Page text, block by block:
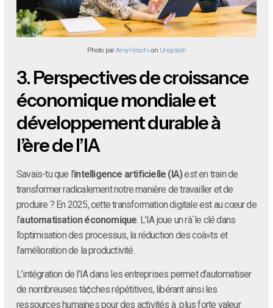
Photo parAmy Hirschion Unsplash
3.Perspectives de croissance
économique mondiale et
développement durable à
l’ère de l’IA
Savais-tu que l’intelligence artificielle (IA)est en train de
transformer radicalement notre manière de travailler et de
produire ? En 2025, cette transformation digitale est au cœur de
l’automatisation économique. L’IA joue un rà´le clé dans
l’optimisation des processus, la réduction des coà»ts et
l’amélioration de la productivité.
L’intégration de l’IA dans les entreprises permet d’automatiser
de nombreuses tà¢ches répétitives, libérant ainsi les
ressources humaines pour des activités à plus forte valeur